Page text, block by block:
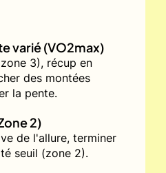
varié (VO2max)
3), récup en
des montées
la pente.
2)
de l'allure, terminer
seuil (zone 2).